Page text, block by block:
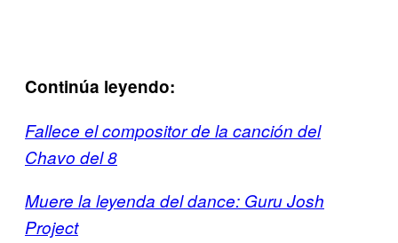
Continúa leyendo:
Fallece el compositor de la canción del
Chavo del 8
Muere la leyenda del dance: Guru Josh
Project